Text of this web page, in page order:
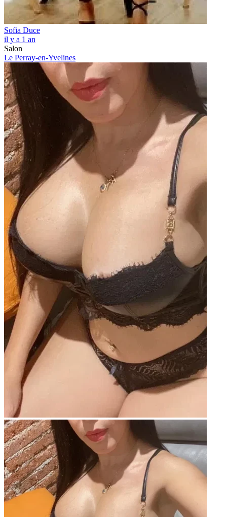
Sofia Duce
il y a 1 an
Salon
Le Perray-en-Yvelines